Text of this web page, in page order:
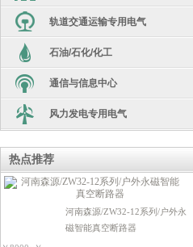
库存现货
电工超市
配件
光伏/充电桩
电源电器类
高低压开关柜
断路器类
无功补偿类
电源电器类
开关电器类
车载移动式变电站
矿用隔爆变
断路器类
电机驱动类
可编程控制器
干式变压器
高低压开关柜
箱变
开关电器类
防雷灭火器类
轨道交通运输专用电气
整流变压器
船用变
石油/石化/化工
干式变压器
油浸式变压器
开关电器类
电源电器类
通信与信息中心
SG10干变
非晶合金
S13油变
高低压开关柜
风力发电专用电气
风力发电站
高低压开关柜
接触器类
热点推荐
河南森源/ZW32-12系列/户外永
磁智能真空断路器